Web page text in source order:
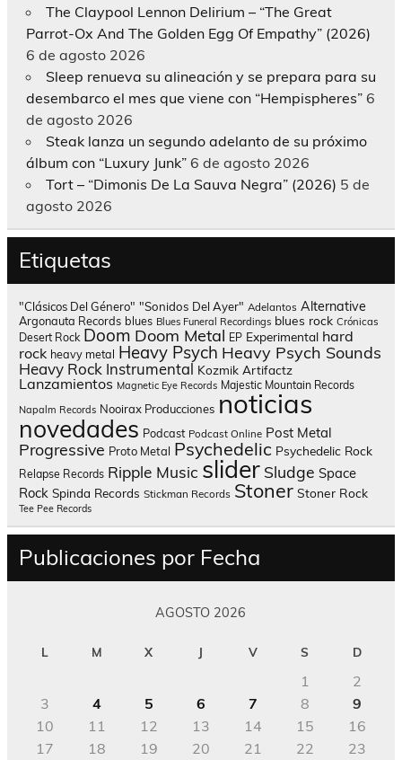
The Claypool Lennon Delirium – “The Great
Parrot-Ox And The Golden Egg Of Empathy” (2026)
6 de agosto 2026
Sleep renueva su alineación y se prepara para su
desembarco el mes que viene con “Hempispheres” 6
de agosto 2026
Steak lanza un segundo adelanto de su próximo
álbum con “Luxury Junk” 6 de agosto 2026
Tort – “Dimonis De La Sauva Negra” (2026) 5 de
agosto 2026
Etiquetas
"Clásicos Del Género" "Sonidos Del Ayer" Adelantos Alternative
Argonauta Records blues Blues Funeral Recordings blues rock Crónicas
Desert Rock Doom Doom Metal EP Experimental hard
rock heavy metal Heavy Psych Heavy Psych Sounds
Heavy Rock Instrumental Kozmik Artifactz
Lanzamientos Magnetic Eye Records Majestic Mountain Records
Napalm Records Nooirax Producciones noticias
novedades Podcast Podcast Online Post Metal
Progressive Proto Metal Psychedelic Psychedelic Rock
Relapse Records Ripple Music slider Sludge Space
Rock Spinda Records Stickman Records Stoner Stoner Rock
Tee Pee Records
Publicaciones por Fecha
AGOSTO 2026
L M X J V S D
1
2
3
4 5 6 7 8
9
10
11 12 13 14 15
16
17
18 19 20 21 22
23